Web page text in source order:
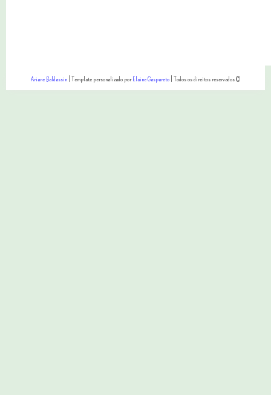
Ariane Baldassin| Template personalizado porElaine Gaspareto| Todos os direitos reservados ©